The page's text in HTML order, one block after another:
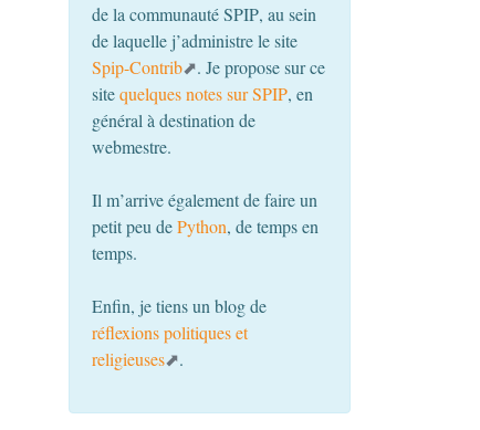
de la communautéSPIP, au sein
de laquelle j’administre le site
Spip-Contrib
. Je propose sur ce
sitequelques notes surSPIP, en
général à destination de
webmestre.
Il m’arrive également de faire un
petit peu dePython, de temps en
temps.
Enfin, je tiens un blog de
réflexions politiques et
religieuses
.